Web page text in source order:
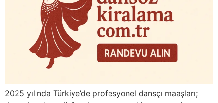
2025 yılında Türkiye’de profesyonel dansçı maaşları;